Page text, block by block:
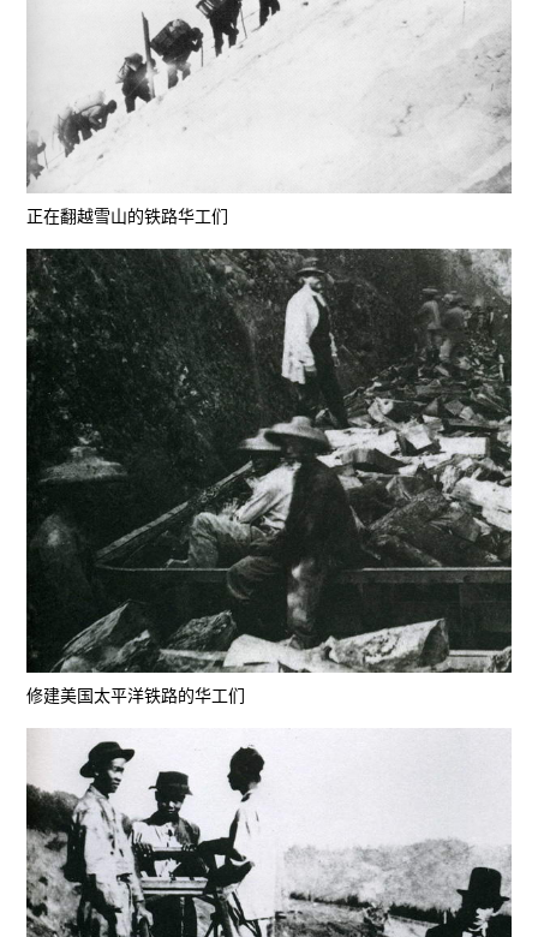
正在翻越雪山的铁路华工们
修建美国太平洋铁路的华工们